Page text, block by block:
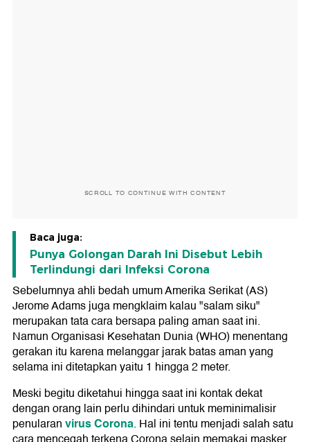
SCROLL TO CONTINUE WITH CONTENT
Baca juga:
Punya Golongan Darah Ini Disebut Lebih
Terlindungi dari Infeksi Corona
Sebelumnya ahli bedah umum Amerika Serikat (AS)
Jerome Adams juga mengklaim kalau "salam siku"
merupakan tata cara bersapa paling aman saat ini.
Namun Organisasi Kesehatan Dunia (WHO) menentang
gerakan itu karena melanggar jarak batas aman yang
selama ini ditetapkan yaitu 1 hingga 2 meter.
Meski begitu diketahui hingga saat ini kontak dekat
dengan orang lain perlu dihindari untuk meminimalisir
penularanvirus Corona. Hal ini tentu menjadi salah satu